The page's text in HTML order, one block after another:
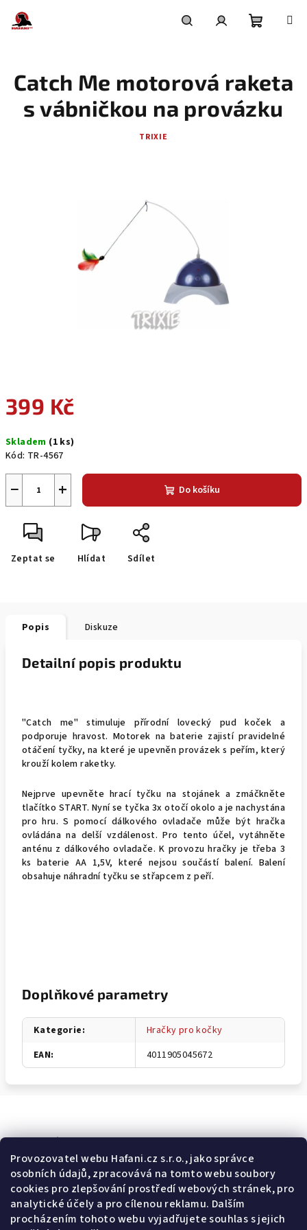
Provozovatel webu Hafani.cz s.r.o., jako správce
osobních údajů, zpracovává na tomto webu soubory
cookies pro zlepšování prostředí webových stránek, pro
analytické účely a pro cílenou reklamu. Dalším
procházením tohoto webu vyjadřujete souhlas s jejich
obsah
košík
399 Kč
cena:
Skladem (1 ks)
Kód: TR-4567
+
− Do košíku
Zeptat se Hlídat Sdílet
Catch Me motorová raketa
s vábničkou na provázku
TRIXIE
Popis Diskuze
Detailní popis produktu
"Catch me" stimuluje přírodní lovecký pud koček a
podporuje hravost. Motorek na baterie zajistí pravidelné
otáčení tyčky, na které je upevněn provázek s peřím, který
krouží kolem raketky.
Nejprve upevněte hrací tyčku na stojánek a zmáčkněte
tlačítko START. Nyní se tyčka 3x otočí okolo a je nachystána
pro hru. S pomocí dálkového ovladače může být hračka
ovládána na delší vzdálenost. Pro tento účel, vytáhněte
anténu z dálkového ovladače. K provozu hračky je třeba 3
ks baterie AA 1,5V, které nejsou součástí balení. Balení
obsahuje náhradní tyčku se střapcem z peří.
Doplňkové parametry
Kategorie:
Hračky pro kočky
EAN: 4011905045672
Odebírat newsletter
E-mail
Potvrzuji souhlas svšeobecnými obchodními podmínkami a
spodmínkami zpracovávání a ochrany osobních údajů .